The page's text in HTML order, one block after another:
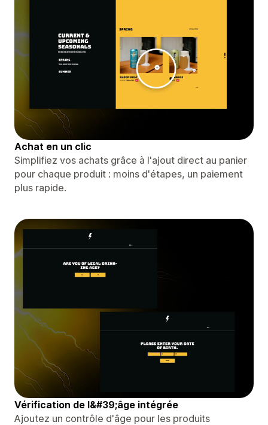
Achat en un clic
Simplifiez vos achats grâce à l'ajout direct au panier
pour chaque produit : moins d'étapes, un paiement
plus rapide.
Vérification de l&#39;âge intégrée
Ajoutez un contrôle d'âge pour les produits